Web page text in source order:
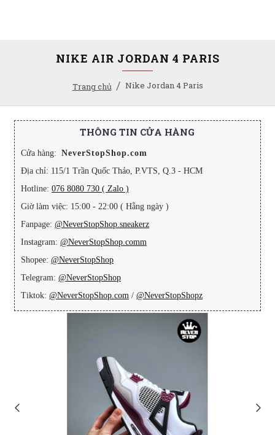
Trang chủ Nike Jordan 4 Paris
NIKE AIR JORDAN 4 PARIS
THÔNG TIN CỬA HÀNG
Cửa hàng: NeverStopShop.com
Địa chỉ: 115/1 Trần Quốc Thảo, P.VTS, Q.3 - HCM
Hotline: 076 8080 730 ( Zalo )
Giờ làm việc: 15:00 - 22:00 ( Hằng ngày )
Fanpage: @NeverStopShop.sneakerz
Instagram: @NeverStopShop.comm
Shopee: @NeverStopShop
Telegram: @NeverStopShop
Tiktok: @NeverStopShop.com / @NeverStopShopz